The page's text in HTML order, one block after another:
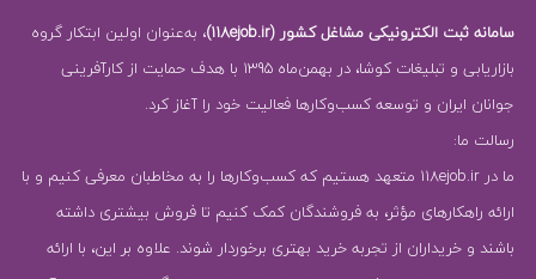
سامانه ثبت الکترونیکی مشاغل کشور (118ejob.ir)
، به‌عنوان اولین ابتکار گروه
بازاریابی و تبلیغات کوشا، در بهمن‌ماه 1395 با هدف حمایت از کارآفرینی
جوانان ایران و توسعه کسب‌وکارها فعالیت خود را آغاز کرد.
رسالت ما:
ما در 118ejob.ir متعهد هستیم که کسب‌وکارها را به مخاطبان معرفی کنیم و با
ارائه راهکارهای مؤثر، به فروشندگان کمک کنیم تا فروش بیشتری داشته
باشند و خریداران از تجربه خرید بهتری برخوردار شوند. علاوه بر این، با ارائه